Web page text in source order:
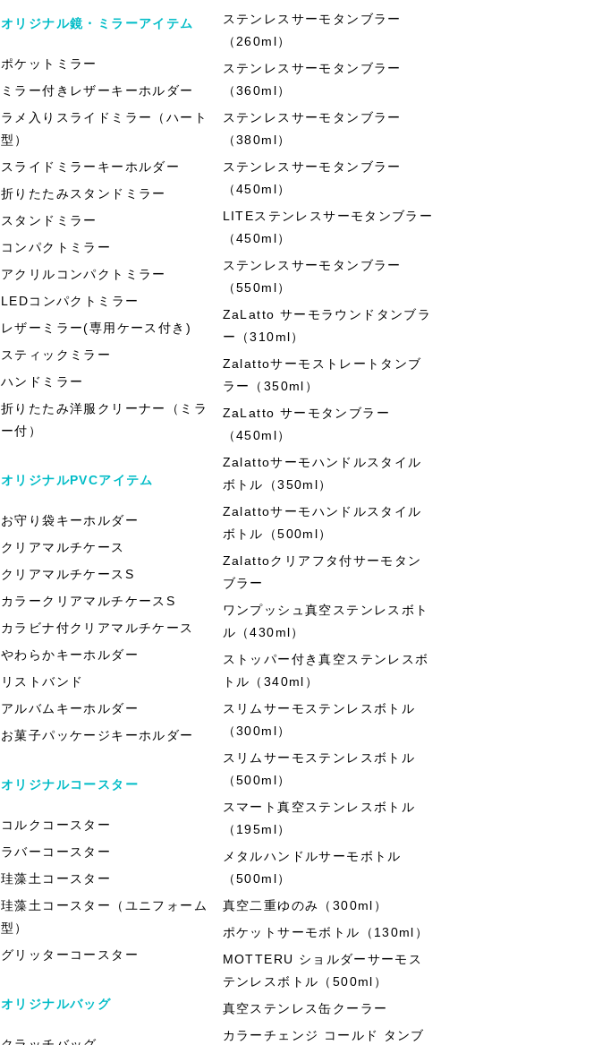
オリジナル鏡・ミラーアイテム
ポケットミラー
ミラー付きレザーキーホルダー
ラメ入りスライドミラー（ハート
型）
スライドミラーキーホルダー
折りたたみスタンドミラー
スタンドミラー
コンパクトミラー
アクリルコンパクトミラー
LEDコンパクトミラー
レザーミラー(専用ケース付き)
スティックミラー
ハンドミラー
折りたたみ洋服クリーナー（ミラ
ー付）
オリジナルPVCアイテム
お守り袋キーホルダー
クリアマルチケース
クリアマルチケースS
カラークリアマルチケースS
カラビナ付クリアマルチケース
やわらかキーホルダー
リストバンド
アルバムキーホルダー
お菓子パッケージキーホルダー
オリジナルコースター
コルクコースター
ラバーコースター
珪藻土コースター
珪藻土コースター（ユニフォーム
型）
グリッターコースター
オリジナルバッグ
ステンレスサーモタンブラー
（260ml）
ステンレスサーモタンブラー
（360ml）
ステンレスサーモタンブラー
（380ml）
ステンレスサーモタンブラー
（450ml）
LITEステンレスサーモタンブラー
（450ml）
ステンレスサーモタンブラー
（550ml）
ZaLatto サーモラウンドタンブラ
ー（310ml）
Zalattoサーモストレートタンブ
ラー（350ml）
ZaLatto サーモタンブラー
（450ml）
Zalattoサーモハンドルスタイル
ボトル（350ml）
Zalattoサーモハンドルスタイル
ボトル（500ml）
Zalattoクリアフタ付サーモタン
ブラー
ワンプッシュ真空ステンレスボト
ル（430ml）
ストッパー付き真空ステンレスボ
トル（340ml）
スリムサーモステンレスボトル
（300ml）
スリムサーモステンレスボトル
（500ml）
スマート真空ステンレスボトル
（195ml）
メタルハンドルサーモボトル
（500ml）
真空二重ゆのみ（300ml）
ポケットサーモボトル（130ml）
MOTTERU ショルダーサーモス
テンレスボトル（500ml）
真空ステンレス缶クーラー
カラーチェンジ コールド タンブ